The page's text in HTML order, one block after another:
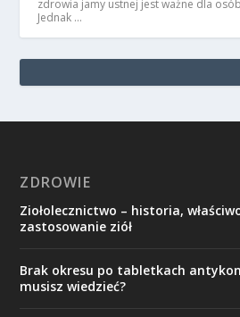
zdrowia jamy ustnej jest ważne dla
Jednak …
ZDROWIE
Ziołolecznictwo – historia,
zastosowanie ziół
Brak okresu po tabletkach
musisz wiedzieć?